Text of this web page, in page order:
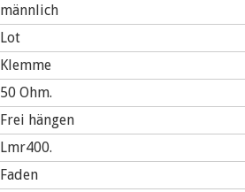
männlich
Lot
Klemme
50 Ohm.
Frei hängen
Lmr400.
Faden